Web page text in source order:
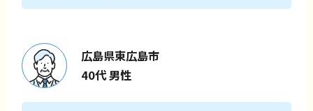
広島県東広島市
40代 男性